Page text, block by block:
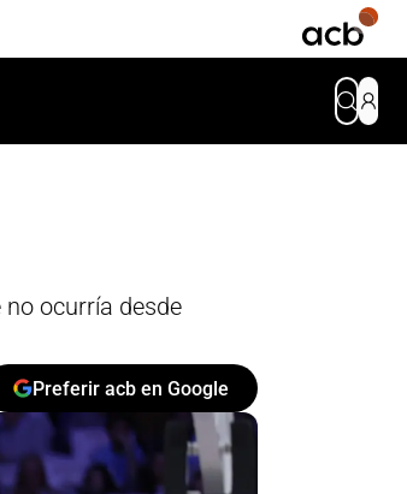
ocurría desde
Preferir acb en Google